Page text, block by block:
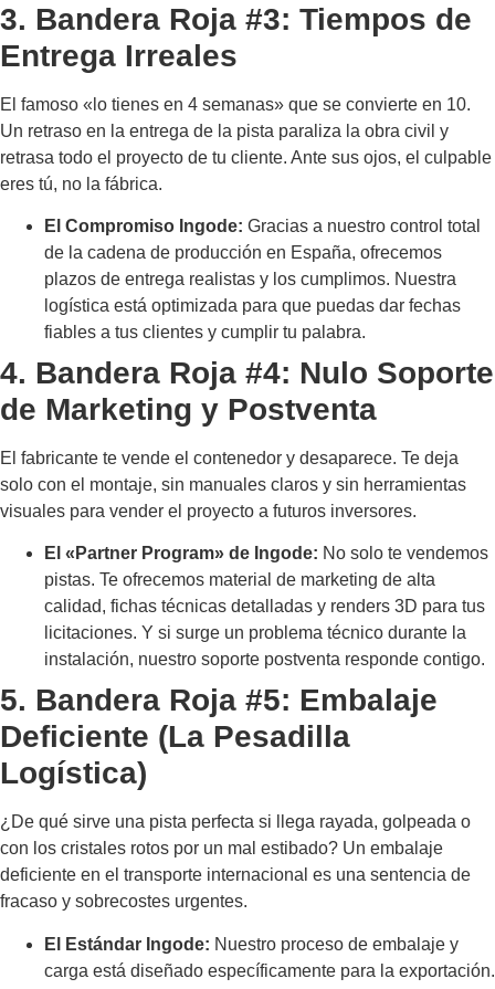
3. Bandera Roja #3: Tiempos de
Entrega Irreales
El famoso «lo tienes en 4 semanas» que se convierte en 10.
Un retraso en la entrega de la pista paraliza la obra civil y
retrasa todo el proyecto de tu cliente. Ante sus ojos, el culpable
eres tú, no la fábrica.
El Compromiso Ingode: Gracias a nuestro control total
de la cadena de producción en España, ofrecemos
plazos de entrega realistas y los cumplimos. Nuestra
logística está optimizada para que puedas dar fechas
fiables a tus clientes y cumplir tu palabra.
4. Bandera Roja #4: Nulo Soporte
de Marketing y Postventa
El fabricante te vende el contenedor y desaparece. Te deja
solo con el montaje, sin manuales claros y sin herramientas
visuales para vender el proyecto a futuros inversores.
El «Partner Program» de Ingode: No solo te vendemos
pistas. Te ofrecemos material de marketing de alta
calidad, fichas técnicas detalladas y renders 3D para tus
licitaciones. Y si surge un problema técnico durante la
instalación, nuestro soporte postventa responde contigo.
5. Bandera Roja #5: Embalaje
Deficiente (La Pesadilla
Logística)
¿De qué sirve una pista perfecta si llega rayada, golpeada o
con los cristales rotos por un mal estibado? Un embalaje
deficiente en el transporte internacional es una sentencia de
fracaso y sobrecostes urgentes.
El Estándar Ingode: Nuestro proceso de embalaje y
carga está diseñado específicamente para la exportación.